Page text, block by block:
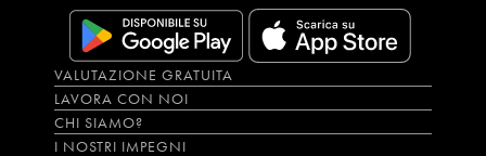
VALUTAZIONE GRATUITA
LAVORA CON NOI
CHI SIAMO?
I NOSTRI IMPEGNI